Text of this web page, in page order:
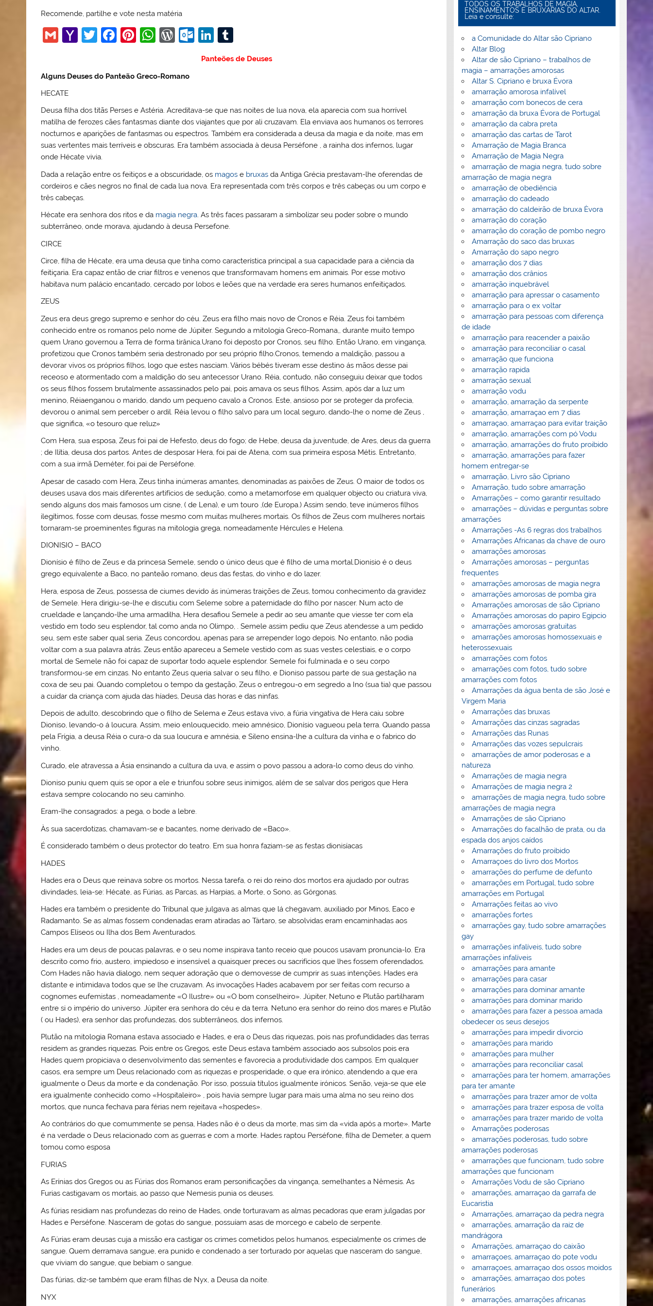
Recomende, partilhe e vote nesta matéria
G
l
Y
o
M
ai
l
T
er
F
e
o
o
k
Pi
e
W
s
p
p
W
Pr
ss
O
lo
c
o
m
Li
k
n
m
Panteões de Deuses
Alguns Deuses do Panteão Greco-Romano
HECATE
Deusa filha dos titãs Perses e Astéria. Acreditava-se que nas noites de lua nova, ela aparecia com sua horrível
matilha de ferozes cães fantasmas diante dos viajantes que por ali cruzavam. Ela enviava aos humanos os terrores
nocturnos e aparições de fantasmas ou espectros. Também era considerada a deusa da magia e da noite, mas em
suas vertentes mais terríveis e obscuras. Era também associada à deusa Perséfone , a rainha dos infernos, lugar
onde Hécate vivia.
Dada a relação entre os feitiços e a obscuridade, os magos e bruxas da Antiga Grécia prestavam-lhe oferendas de
cordeiros e cães negros no final de cada lua nova. Era representada com três corpos e três cabeças ou um corpo e
três cabeças.
Hécate era senhora dos ritos e da magia negra. As três faces passaram a simbolizar seu poder sobre o mundo
subterrâneo, onde morava, ajudando à deusa Persefone.
CIRCE
Circe, filha de Hécate, era uma deusa que tinha como característica principal a sua capacidade para a ciência da
feitiçaria. Era capaz então de criar filtros e venenos que transformavam homens em animais. Por esse motivo
habitava num palácio encantado, cercado por lobos e leões que na verdade era seres humanos enfeitiçados.
ZEUS
Zeus era deus grego supremo e senhor do céu. Zeus era filho mais novo de Cronos e Réia. Zeus foi também
conhecido entre os romanos pelo nome de Júpiter. Segundo a mitologia Greco-Romana,, durante muito tempo
quem Urano governou a Terra de forma tirânica.Urano foi deposto por Cronos, seu filho. Então Urano, em vingança,
profetizou que Cronos também seria destronado por seu próprio filho.Cronos, temendo a maldição, passou a
devorar vivos os próprios filhos, logo que estes nasciam. Vários bébés tiveram esse destino ás mãos desse pai
receoso e atormentado com a maldição do seu antecessor Urano. Réia, contudo, não conseguiu deixar que todos
os seus filhos fossem brutalmente assassinados pelo pai, pois amava os seus filhos. Assim, após dar a luz um
menino, Réiaenganou o marido, dando um pequeno cavalo a Cronos. Este, ansioso por se proteger da profecia,
devorou o animal sem perceber o ardil. Réia levou o filho salvo para um local seguro, dando-lhe o nome de Zeus ,
que significa, «o tesouro que reluz»
Com Hera, sua esposa, Zeus foi pai de Hefesto, deus do fogo; de Hebe, deusa da juventude, de Ares, deus da guerra
; de Ilítia, deusa dos partos. Antes de desposar Hera, foi pai de Atena, com sua primeira esposa Métis. Entretanto,
com a sua irmã Deméter, foi pai de Perséfone.
Apesar de casado com Hera, Zeus tinha inúmeras amantes, denominadas as paixões de Zeus. O maior de todos os
deuses usava dos mais diferentes artifícios de sedução, como a metamorfose em qualquer objecto ou criatura viva,
sendo alguns dos mais famosos um cisne, ( de Lena), e um touro ,(de Europa.) Assim sendo, teve inúmeros filhos
ilegítimos, fosse com deusas, fosse mesmo com muitas mulheres mortais. Os filhos de Zeus com mulheres nortais
tornaram-se proeminentes figuras na mitologia grega, nomeadamente Hércules e Helena.
DIONISIO – BACO
Dionísio é filho de Zeus e da princesa Semele, sendo o único deus que é filho de uma mortal.Dionisio é o deus
grego equivalente a Baco, no panteão romano, deus das festas, do vinho e do lazer.
Hera, esposa de Zeus, possessa de ciumes devido ás inúmeras traições de Zeus, tomou conhecimento da gravidez
de Semele. Hera dirigiu-se-lhe e discutiu com Seleme sobre a paternidade do filho por nascer. Num acto de
crueldade e lançando-lhe uma armadilha, Hera desafiou Semele a pedir ao seu amante que viesse ter com ela
vestido em todo seu esplendor, tal como anda no Olimpo, . Semele assim pediu que Zeus atendesse a um pedido
seu, sem este saber qual seria. Zeus concordou, apenas para se arrepender logo depois. No entanto, não podia
voltar com a sua palavra atrás. Zeus então apareceu a Semele vestido com as suas vestes celestiais, e o corpo
mortal de Semele não foi capaz de suportar todo aquele esplendor. Semele foi fulminada e o seu corpo
transformou-se em cinzas. No entanto Zeus queria salvar o seu filho, e Dioniso passou parte de sua gestação na
coxa de seu pai. Quando completou o tempo da gestação, Zeus o entregou-o em segredo a Ino (sua tia) que passou
a cuidar da criança com ajuda das híades, Deusa das horas e das ninfas.
Depois de adulto, descobrindo que o filho de Selema e Zeus estava vivo, a fúria vingativa de Hera caiu sobre
Dioniso, levando-o á loucura. Assim, meio enlouquecido, meio amnésico, Dionísio vagueou pela terra. Quando passa
pela Frígia, a deusa Réia o cura-o da sua loucura e amnésia, e Sileno ensina-lhe a cultura da vinha e o fabrico do
vinho.
Curado, ele atravessa a Ásia ensinando a cultura da uva, e assim o povo passou a adora-lo como deus do vinho.
Dioniso puniu quem quis se opor a ele e triunfou sobre seus inimigos, além de se salvar dos perigos que Hera
estava sempre colocando no seu caminho.
Eram-lhe consagrados: a pega, o bode a lebre.
Às sua sacerdotizas, chamavam-se e bacantes, nome derivado de «Baco».
É considerado também o deus protector do teatro. Em sua honra faziam-se as festas dionisíacas
HADES
Hades era o Deus que reinava sobre os mortos. Nessa tarefa, o rei do reino dos mortos era ajudado por outras
divindades, leia-se: Hécate, as Fúrias, as Parcas, as Harpias, a Morte, o Sono, as Górgonas.
Hades era também o presidente do Tribunal que julgava as almas que lá chegavam, auxiliado por Minos, Eaco e
Radamanto. Se as almas fossem condenadas eram atiradas ao Tártaro, se absolvidas eram encaminhadas aos
Campos Elíseos ou Ilha dos Bem Aventurados.
Hades era um deus de poucas palavras, e o seu nome inspirava tanto receio que poucos usavam pronuncia-lo. Era
descrito como frio, austero, impiedoso e insensível a quaisquer preces ou sacrifícios que lhes fossem oferendados.
Com Hades não havia dialogo, nem sequer adoração que o demovesse de cumprir as suas intenções. Hades era
distante e intimidava todos que se lhe cruzavam. As invocações Hades acabavem por ser feitas com recurso a
cognomes eufemistas , nomeadamente «O Ilustre» ou «O bom conselheiro». Júpiter, Netuno e Plutão partilharam
entre si o império do universo. Júpiter era senhora do céu e da terra. Netuno era senhor do reino dos mares e Plutão
( ou Hades), era senhor das profundezas, dos subterrâneos, dos infernos.
Plutão na mitologia Romana estava associado e Hades, e era o Deus das riquezas, pois nas profundidades das terras
residem as grandes riquezas. Pois entre os Gregos, este Deus estava também associado aos subsolos pois era
Hades quem propiciava o desenvolvimento das sementes e favorecia a produtividade dos campos. Em qualquer
casos, era sempre um Deus relacionado com as riquezas e prosperidade, o que era irónico, atendendo a que era
igualmente o Deus da morte e da condenação. Por isso, possuía títulos igualmente irónicos. Senão, veja-se que ele
era igualmente conhecido como «Hospitaleiro» , pois havia sempre lugar para mais uma alma no seu reino dos
mortos, que nunca fechava para férias nem rejeitava «hospedes».
Ao contrários do que comummente se pensa, Hades não é o deus da morte, mas sim da «vida após a morte». Marte
é na verdade o Deus relacionado com as guerras e com a morte. Hades raptou Perséfone, filha de Demeter, a quem
tomou como esposa
FURIAS
As Erínias dos Gregos ou as Fúrias dos Romanos eram personificações da vingança, semelhantes a Nêmesis. As
Furias castigavam os mortais, ao passo que Nemesis punia os deuses.
As fúrias residiam nas profundezas do reino de Hades, onde torturavam as almas pecadoras que eram julgadas por
Hades e Perséfone. Nasceram de gotas do sangue, possuíam asas de morcego e cabelo de serpente.
As Fúrias eram deusas cuja a missão era castigar os crimes cometidos pelos humanos, especialmente os crimes de
sangue. Quem derramava sangue, era punido e condenado a ser torturado por aquelas que nasceram do sangue,
que viviam do sangue, que bebiam o sangue.
Das fúrias, diz-se também que eram filhas de Nyx, a Deusa da noite.
NYX
TODOS OS TRABALHOS DE MAGIA,
ENSINAMENTOS E BRUXARIAS DO ALTAR.
Leia e consulte:
a Comunidade do Altar são Cipriano
Altar Blog
Altar de são Cipriano – trabalhos de
magia – amarrações amorosas
Altar S. Cipriano e bruxa Évora
amarração amorosa infalível
amarração com bonecos de cera
amarração da bruxa Évora de Portugal
amarração da cabra preta
amarração das cartas de Tarot
Amarração de Magia Branca
Amarração de Magia Negra
amarração de magia negra, tudo sobre
amarração de magia negra
amarração de obediência
amarração do cadeado
amarração do caldeirão de bruxa Èvora
amarração do coração
amarração do coração de pombo negro
Amarração do saco das bruxas
Amarração do sapo negro
amarração dos 7 dias
amarração dos crânios
amarração inquebrável
amarração para apressar o casamento
amarração para o ex voltar
amarração para pessoas com diferença
de idade
amarração para reacender a paixão
amarração para reconciliar o casal
amarração que funciona
amarração rapida
amarração sexual
amarração vodu
amarração, amarração da serpente
amarração, amarraçao em 7 dias
amarraçao, amarraçao para evitar traição
amarração, amarrações com pó Vodu
amarração, amarrações do fruto proibido
amarração, amarrações para fazer
homem entregar-se
amarração, Livro são Cipriano
Amarração, tudo sobre amarração
Amarrações – como garantir resultado
amarrações – dúvidas e perguntas sobre
amarrações
Amarrações -As 6 regras dos trabalhos
Amarrações Africanas da chave de ouro
amarrações amorosas
Amarrações amorosas – perguntas
frequentes
amarrações amorosas de magia negra
amarrações amorosas de pomba gira
Amarrações amorosas de são Cipriano
Amarrações amorosas do papiro Egipcio
amarrações amorosas gratuitas
amarrações amorosas homossexuais e
heterossexuais
amarrações com fotos
amarrações com fotos, tudo sobre
amarrações com fotos
Amarrações da água benta de são José e
Virgem Maria
Amarrações das bruxas
Amarrações das cinzas sagradas
Amarrações das Runas
Amarrações das vozes sepulcrais
amarrações de amor poderosas e a
natureza
Amarrações de magia negra
Amarrações de magia negra 2
amarrações de magia negra, tudo sobre
amarrações de magia negra
Amarrações de são Cipriano
Amarrações do facalhão de prata, ou da
espada dos anjos caídos
Amarrações do fruto proibido
Amarraçoes do livro dos Mortos
amarrações do perfume de defunto
amarrações em Portugal, tudo sobre
amarrações em Portugal
Amarrações feitas ao vivo
amarrações fortes
amarrações gay, tudo sobre amarrações
gay
amarrações infalíveis, tudo sobre
amarrações infalíveis
amarrações para amante
amarrações para casar
amarrações para dominar amante
amarrações para dominar marido
amarrações para fazer a pessoa amada
obedecer os seus desejos
amarrações para impedir divorcio
amarrações para marido
amarrações para mulher
amarrações para reconciliar casal
amarrações para ter homem, amarrações
para ter amante
amarrações para trazer amor de volta
amarrações para trazer esposa de volta
amarrações para trazer marido de volta
Amarrações poderosas
amarrações poderosas, tudo sobre
amarrações poderosas
amarrações que funcionam, tudo sobre
amarrações que funcionam
Amarrações Vodu de são Cipriano
amarrações, amarraçao da garrafa de
Eucaristia
Amarrações, amarraçao da pedra negra
amarrações, amarração da raiz de
mandrágora
Amarrações, amarraçao do caixão
amarraçoes, amarraçao do pote vodu
amarraçoes, amarraçao dos ossos moidos
amarrações, amarraçao dos potes
funerários
amarrações, amarrações africanas